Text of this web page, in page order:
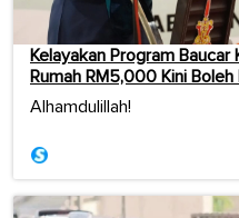
Kelayakan Program Baucar
Rumah RM5,000 Kini
Alhamdulillah!